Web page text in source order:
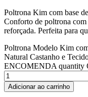
Poltrona Kim com base
Conforto de poltrona com
reforçada. Perfeita para
Poltrona Modelo Kim
Natural Castanho e
ENCOMENDA quantity
Adicionar ao carrinho